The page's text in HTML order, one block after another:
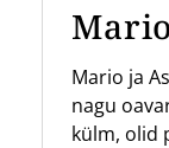
Mario ja
nagu
külm, olid